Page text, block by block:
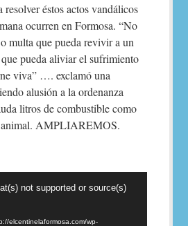
resolver éstos actos vandálicos
ocurren en Formosa. “No
multa que pueda revivir a un
pueda aliviar el sufrimiento
viva” …. exclamó una
alusión a la ordenanza
litros de combustible como
animal. AMPLIAREMOS.
not supported or source(s)
elcentinelaformosa.com/wp-